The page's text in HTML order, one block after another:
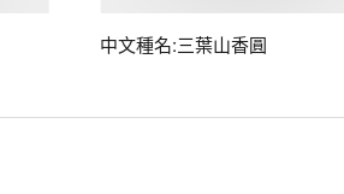
中文種名:三葉山香圓